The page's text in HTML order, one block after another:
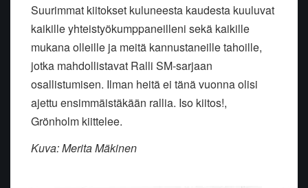
Suurimmat kiitokset kuluneesta kaudesta kuuluvat
kaikille yhteistyökumppaneilleni sekä kaikille
mukana olleille ja meitä kannustaneille tahoille,
jotka mahdollistavat Ralli SM-sarjaan
osallistumisen. Ilman heitä ei tänä vuonna olisi
ajettu ensimmäistäkään rallia. Iso kiitos!,
Grönholm kiittelee.
Kuva: Merita Mäkinen